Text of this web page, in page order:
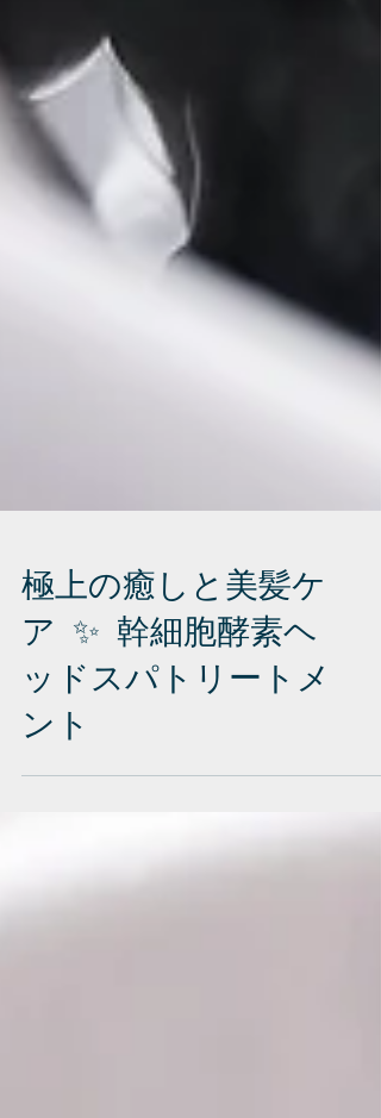
極上の癒しと美髪ケ
ア ✨ 幹細胞酵素ヘ
ッドスパトリートメ